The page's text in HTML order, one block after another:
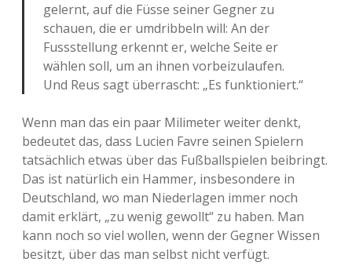
gelernt, auf die Füsse seiner Gegner zu
schauen, die er umdribbeln will: An der
Fussstellung erkennt er, welche Seite er
wählen soll, um an ihnen vorbeizulaufen.
Und Reus sagt überrascht: „Es funktioniert.“
Wenn man das ein paar Milimeter weiter denkt,
bedeutet das, dass Lucien Favre seinen Spielern
tatsächlich etwas über das Fußballspielen beibringt.
Das ist natürlich ein Hammer, insbesondere in
Deutschland, wo man Niederlagen immer noch
damit erklärt, „zu wenig gewollt“ zu haben. Man
kann noch so viel wollen, wenn der Gegner Wissen
besitzt, über das man selbst nicht verfügt.